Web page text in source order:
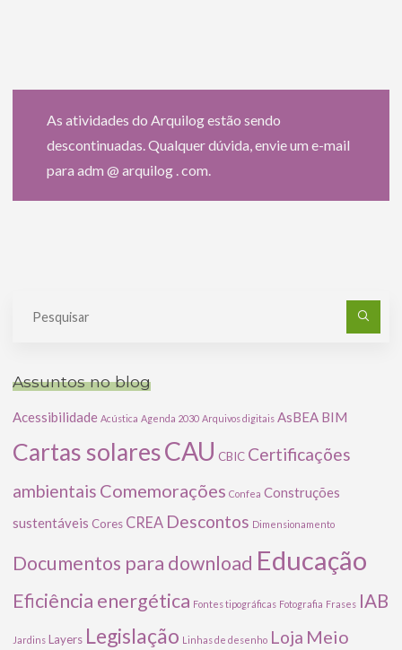
As atividades do Arquilog estão sendo
descontinuadas. Qualquer dúvida, envie um e-mail
para adm @ arquilog . com.
Assuntos no blog
Acessibilidade Acústica Agenda 2030 Arquivos digitais AsBEA BIM
Cartas solaresCAU CBIC Certificações
ambientais Comemorações Confea Construções
sustentáveis Cores CREA Descontos Dimensionamento
Documentos para download Educação
Eficiência energética Fontes tipográficas Fotografia Frases IAB
Jardins Layers Legislação Linhas de desenho Loja Meio